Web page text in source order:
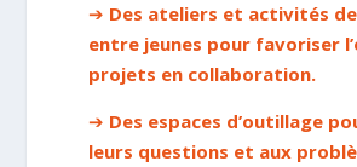
➔ Des ateliers et activités
entre jeunes pour favoriser
projets en collaboration.
➔ Des espaces d’outillage
leurs questions et aux